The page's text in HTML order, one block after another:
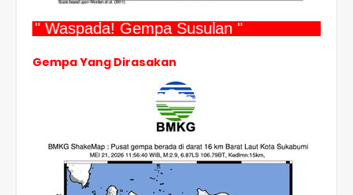
" Waspada! Gempa Susulan "
Gempa Yang Dirasakan